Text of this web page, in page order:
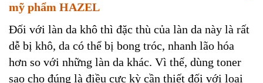
mỹ phẩm HAZEL
Đối với làn da khô thì đặc thù của làn da này là rất
dễ bị khô, da có thể bị bong tróc, nhanh lão hóa
hơn so với những làn da khác. Vì thế, dùng toner
sao cho đúng là điều cực kỳ cần thiết đối với loại